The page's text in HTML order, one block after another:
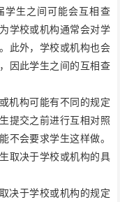
学生之间可能会互相查
学校或机构通常会对学
此外，学校或机构也会
因此学生之间的互相查
机构可能有不同的规定
提交之前进行互相对照
不会要求学生这样做。
取决于学校或机构的具
决于学校或机构的规定